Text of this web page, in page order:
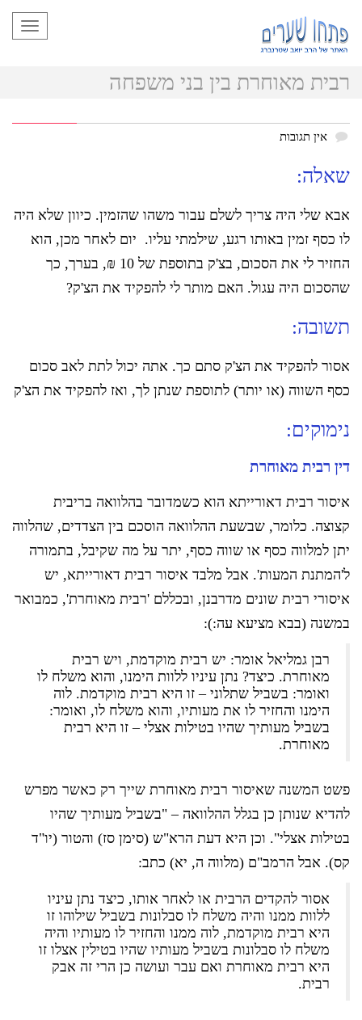
רבית מאוחרת בין בני משפחה
אין תגובות
שאלה:
אבא שלי היה צריך לשלם עבור משהו שהזמין. כיוון שלא היה
לו כסף זמין באותו רגע, שילמתי עליו. יום לאחר מכן, הוא
החזיר לי את הסכום, בצ'ק בתוספת של 10 ₪, בערך, כך
שהסכום היה עגול. האם מותר לי להפקיד את הצ'ק?
תשובה:
אסור להפקיד את הצ'ק סתם כך. אתה יכול לתת לאב סכום
כסף השווה (או יותר) לתוספת שנתן לך, ואז להפקיד את הצ'ק
נימוקים:
דין רבית מאוחרת
איסור רבית דאורייתא הוא כשמדובר בהלוואה בריבית
קצוצה. כלומר, שבשעת ההלוואה הוסכם בין הצדדים, שהלווה
יתן למלווה כסף או שווה כסף, יתר על מה שקיבל, בתמורה
ל'המתנת המעות'. אבל מלבד איסור רבית דאורייתא, יש
איסורי רבית שונים מדרבנן, ובכללם 'רבית מאוחרת', כמבואר
במשנה (בבא מציעא עה:):
רבן גמליאל אומר: יש רבית מוקדמת, ויש רבית
מאוחרת. כיצד? נתן עיניו ללוות הימנו, והוא משלח לו
ואומר: בשביל שתלוני – זו היא רבית מוקדמת. לוה
הימנו והחזיר לו את מעותיו, והוא משלח לו, ואומר:
בשביל מעותיך שהיו בטילות אצלי – זו היא רבית
מאוחרת.
פשט המשנה שאיסור רבית מאוחרת שייך רק כאשר מפרש
להדיא שנותן כן בגלל ההלוואה – "בשביל מעותיך שהיו
בטילות אצלי". וכן היא דעת הרא"ש (סימן סז) והטור (יו"ד
קס). אבל הרמב"ם (מלווה ה, יא) כתב:
אסור להקדים הרבית או לאחר אותו, כיצד נתן עיניו
ללוות ממנו והיה משלח לו סבלונות בשביל שילוהו זו
היא רבית מוקדמת, לוה ממנו והחזיר לו מעותיו והיה
משלח לו סבלונות בשביל מעותיו שהיו בטילין אצלו זו
היא רבית מאוחרת ואם עבר ועושה כן הרי זה אבק
רבית.